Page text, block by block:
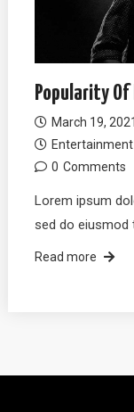
Popularity Of
March 19, 2021
Entertainment
0 Comments
Lorem ipsum
sed do eiusmod
Read more